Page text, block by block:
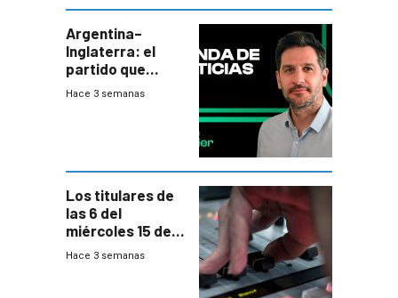
departamental
Argentina–
Inglaterra: el
partido que
nunca termina
Hace 3 semanas
Los titulares de
las 6 del
miércoles 15 de
julio de 2026
Hace 3 semanas